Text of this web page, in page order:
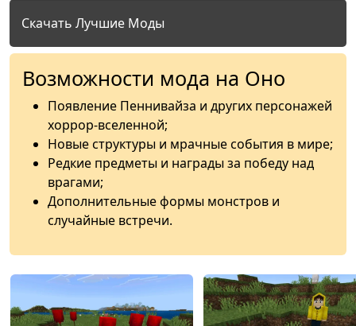
Скачать Лучшие Моды
Возможности мода на Оно
Появление Пеннивайза и других персонажей
хоррор-вселенной;
Новые структуры и мрачные события в мире;
Редкие предметы и награды за победу над
врагами;
Дополнительные формы монстров и
случайные встречи.